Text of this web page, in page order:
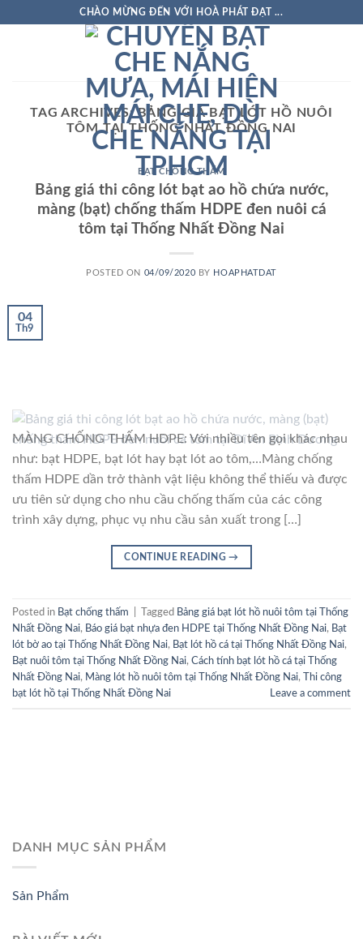
CHÀO MỪNG ĐẾN VỚI HOÀ PHÁT ĐẠT ...
TAG ARCHIVES:BẢNG GIÁ BẠT LÓT HỒ NUÔI
TÔM TẠI THỐNG NHẤT ĐỒNG NAI
BẠT CHỐNG THẤM
Bảng giá thi công lót bạt ao hồ chứa nước,
màng (bạt) chống thấm HDPE đen nuôi cá
tôm tại Thống Nhất Đồng Nai
POSTED ON 04/09/2020 BY HOAPHATDAT
04
Th9
MÀNG CHỐNG THẤM HDPE: Với nhiều tên gọi khác nhau
như: bạt HDPE, bạt lót hay bạt lót ao tôm,…Màng chống
thấm HDPE dần trở thành vật liệu không thể thiếu và được
ưu tiên sử dụng cho nhu cầu chống thấm của các công
trình xây dựng, phục vụ nhu cầu sản xuất trong […]
CONTINUE READING→
Posted in Bạt chống thấm Tagged Bảng giá bạt lót hồ nuôi tôm tại Thống
Nhất Đồng Nai, Báo giá bạt nhựa đen HDPE tại Thống Nhất Đồng Nai, Bạt
lót bờ ao tại Thống Nhất Đồng Nai, Bạt lót hồ cá tại Thống Nhất Đồng Nai,
Bạt nuôi tôm tại Thống Nhất Đồng Nai, Cách tính bạt lót hồ cá tại Thống
Nhất Đồng Nai, Màng lót hồ nuôi tôm tại Thống Nhất Đồng Nai,
Thi công
bạt lót hồ tại Thống Nhất Đồng Nai
Leave a comment
DANH MỤC SẢN PHẨM
Sản Phẩm